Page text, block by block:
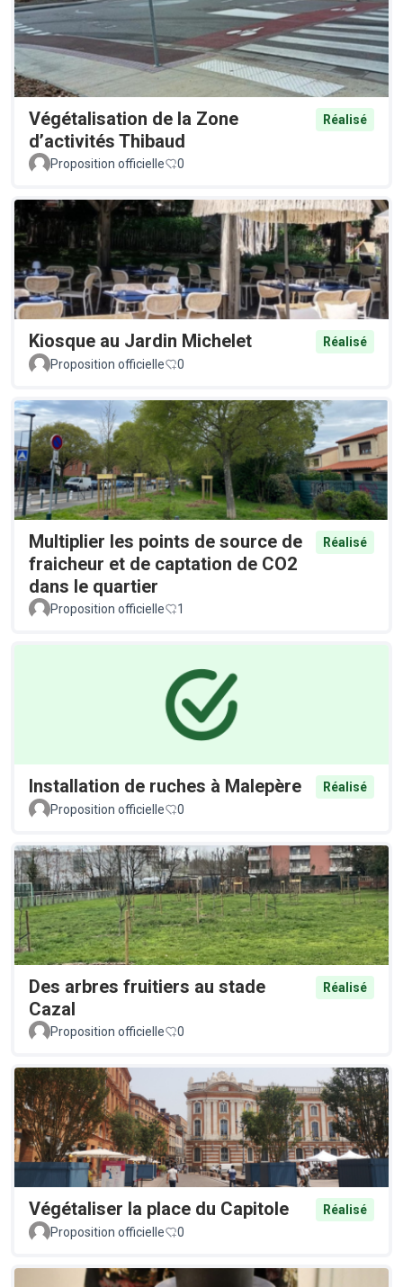
Végétalisation de la Zone
d’activités Thibaud
Réalisé
Proposition officielle 0
Kiosque au Jardin Michelet
Réalisé
Proposition officielle
0
Multiplier les points de source de
fraicheur et de captation de CO2
dans le quartier
Réalisé
Proposition officielle 1
Installation de ruches à Malepère
Réalisé
Proposition officielle
0
Des arbres fruitiers au stade
Cazal
Réalisé
Proposition officielle 0
Végétaliser la place du Capitole
Réalisé
Proposition officielle
0